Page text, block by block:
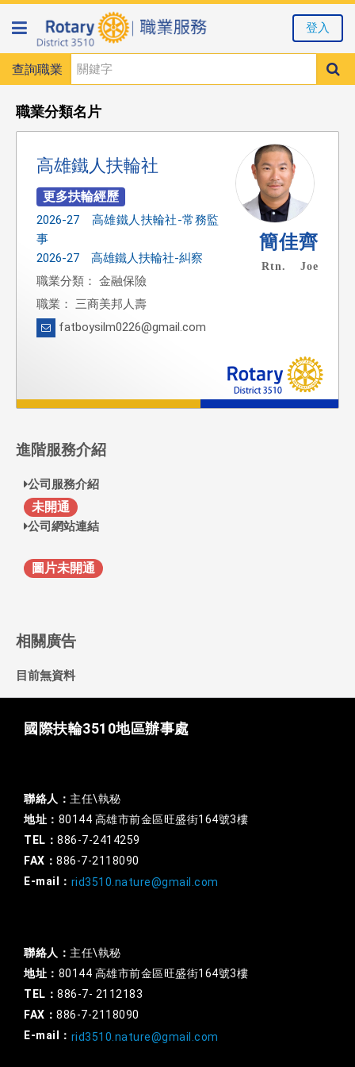
查詢職業
登入
職業分類名片
高雄鐵人扶輪社
2026-27 高雄鐵人扶輪社-常務監
事
2026-27 高雄鐵人扶輪社-糾察
職業分類： 金融保險
職業： 三商美邦人壽
fatboysilm0226@gmail.com
簡佳齊
Rtn. Joe
進階服務介紹
公司服務介紹
未開通
公司網站連結
圖片未開通
相關廣告
目前無資料
國際扶輪3510地區辦事處
聯絡人： 主任\執秘
地址： 80144 高雄市前金區旺盛街164號3樓
TEL： 886-7-2414259
FAX： 886-7-2118090
E-mail： rid3510.nature@gmail.com
聯絡人： 主任\執秘
地址： 80144 高雄市前金區旺盛街164號3樓
TEL： 886-7- 2112183
FAX： 886-7-2118090
E-mail： rid3510.nature@gmail.com